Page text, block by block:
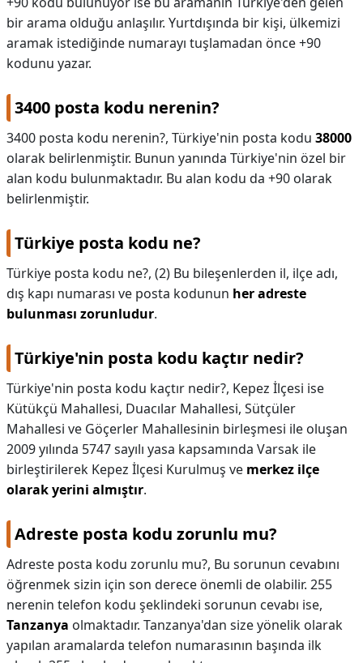
bir arama olduğu anlaşılır. Yurtdışında bir kişi, ülkemizi
aramak istediğinde numarayı tuşlamadan önce +90
kodunu yazar.
3400 posta kodu nerenin?
3400 posta kodu nerenin?, Türkiye'nin posta kodu 38000
olarak belirlenmiştir. Bunun yanında Türkiye'nin özel bir
alan kodu bulunmaktadır. Bu alan kodu da +90 olarak
belirlenmiştir.
Türkiye posta kodu ne?
Türkiye posta kodu ne?, (2) Bu bileşenlerden il, ilçe adı,
dış kapı numarası ve posta kodunun her adreste
bulunması zorunludur.
Türkiye'nin posta kodu kaçtır nedir?
Türkiye'nin posta kodu kaçtır nedir?, Kepez İlçesi ise
Kütükçü Mahallesi, Duacılar Mahallesi, Sütçüler
Mahallesi ve Göçerler Mahallesinin birleşmesi ile oluşan
2009 yılında 5747 sayılı yasa kapsamında Varsak ile
birleştirilerek Kepez İlçesi Kurulmuş ve merkez ilçe
olarak yerini almıştır.
Adreste posta kodu zorunlu mu?
Adreste posta kodu zorunlu mu?, Bu sorunun cevabını
öğrenmek sizin için son derece önemli de olabilir. 255
nerenin telefon kodu şeklindeki sorunun cevabı ise,
Tanzanya olmaktadır. Tanzanya'dan size yönelik olarak
yapılan aramalarda telefon numarasının başında ilk